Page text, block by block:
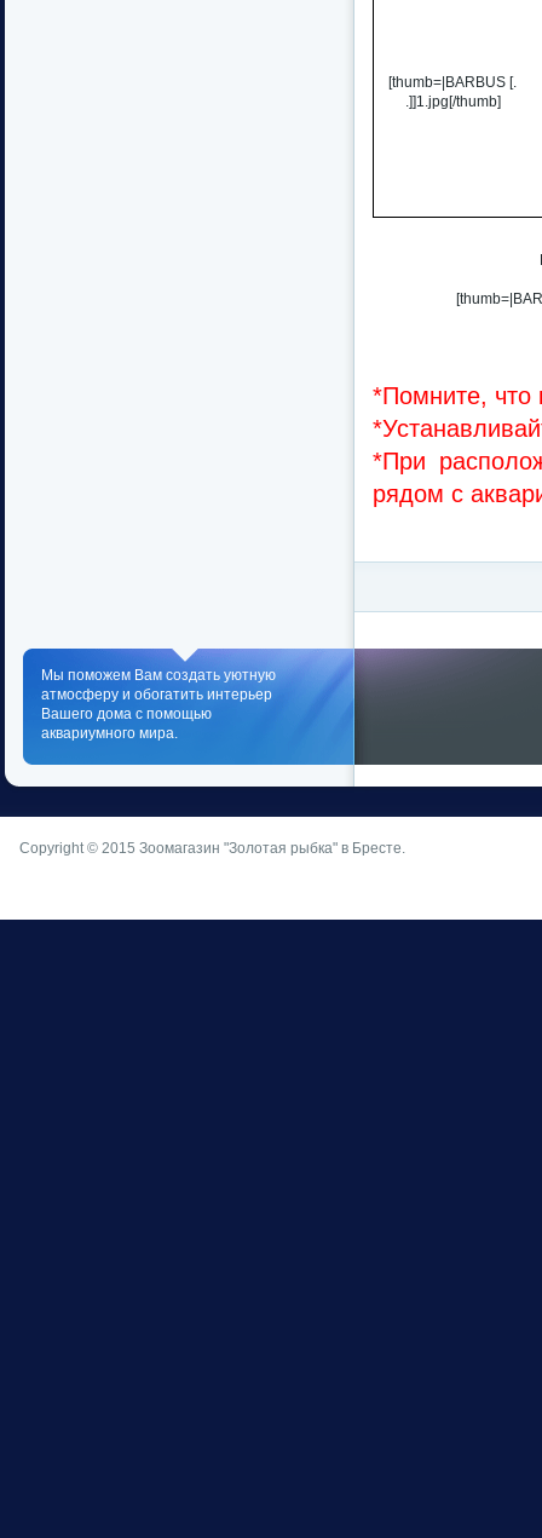
[thumb=|BARBUS [.
.]]1.jpg[/thumb]
*Помните, что
*При
рядом с
Мы поможем Вам создать уютную
атмосферу и обогатить интерьер
Вашего дома с помощью
аквариумного мира.
Copyright © 2015 Зоомагазин "Золотая рыбка" в Бресте